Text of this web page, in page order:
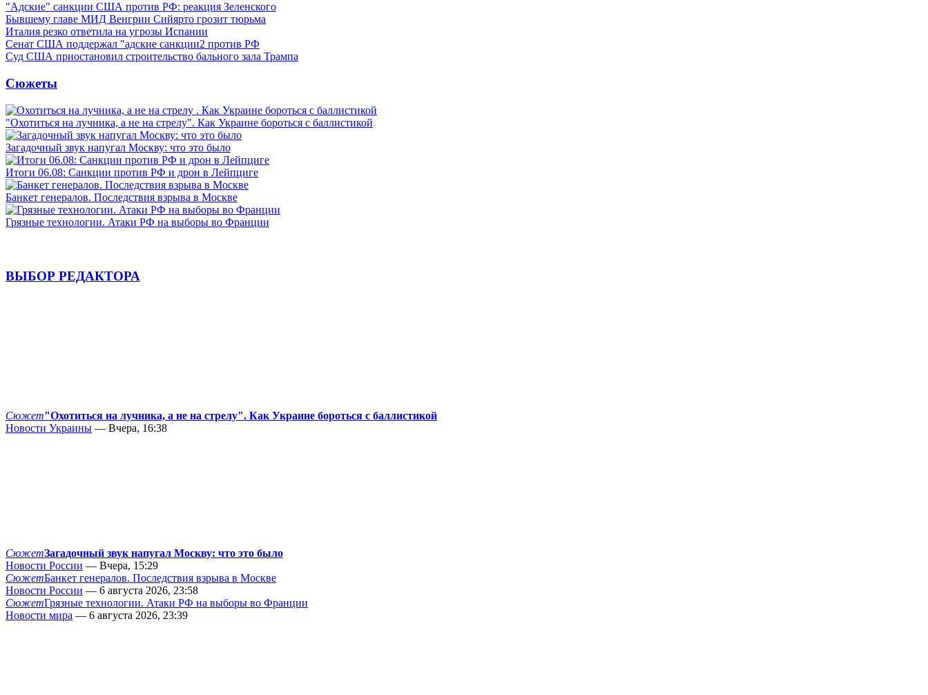
"Адские" санкции США против РФ: реакция Зеленского
Бывшему главе МИД Венгрии Сийярто грозит тюрьма
Италия резко ответила на угрозы Испании
Сенат США поддержал "адские санкции2 против РФ
Суд США приостановил строительство бального зала Трампа
Сюжеты
"Охотиться на лучника, а не на стрелу". Как Украине бороться с баллистикой
Загадочный звук напугал Москву: что это было
Итоги 06.08: Санкции против РФ и дрон в Лейпциге
Банкет генералов. Последствия взрыва в Москве
Грязные технологии. Атаки РФ на выборы во Франции
ВЫБОР РЕДАКТОРА
Сюжет"Охотиться на лучника, а не на стрелу". Как Украине бороться с баллистикой
Новости Украины — Вчера, 16:38
СюжетЗагадочный звук напугал Москву: что это было
Новости России — Вчера, 15:29
СюжетБанкет генералов. Последствия взрыва в Москве
Новости России — 6 августа 2026, 23:58
СюжетГрязные технологии. Атаки РФ на выборы во Франции
Новости мира — 6 августа 2026, 23:39